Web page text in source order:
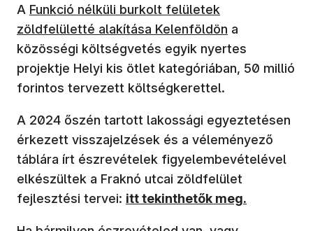
A (új ablakban nyílik meg)
Funkció nélküli burkolt felületek
zöldfelületté alakítása Kelenföldön a
közösségi költségvetés egyik nyertes
projektje Helyi kis ötlet kategóriában, 50 millió
forintos tervezett költségkerettel.
A 2024 őszén tartott lakossági egyeztetésen
érkezett visszajelzések és a véleményező
táblára írt észrevételek figyelembevételével
elkészültek a Fraknó utcai zöldfelület
fejlesztési tervei: (új ablakban nyílik meg)
itt tekinthetők meg.